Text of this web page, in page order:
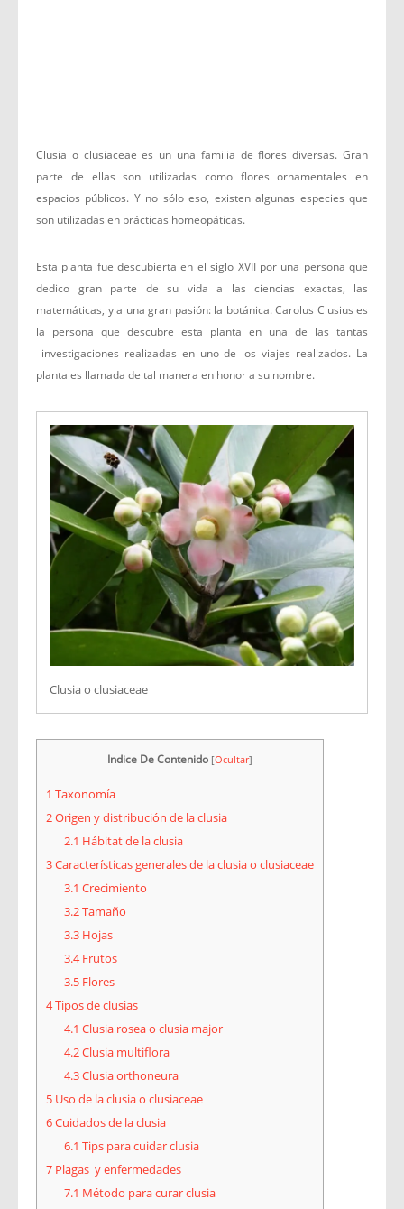
Clusia o clusiaceae es un una familia de flores diversas. Gran
parte de ellas son utilizadas como flores ornamentales en
espacios públicos. Y no sólo eso, existen algunas especies que
son utilizadas en prácticas homeopáticas.
Esta planta fue descubierta en el siglo XVII por una persona que
dedico gran parte de su vida a las ciencias exactas, las
matemáticas, y a una gran pasión: la botánica. Carolus Clusius es
la persona que descubre esta planta en una de las tantas
investigaciones realizadas en uno de los viajes realizados. La
planta es llamada de tal manera en honor a su nombre.
Clusia o clusiaceae
Indice De Contenido [Ocultar]
1 Taxonomía
2Origen y distribución de la clusia
2.1 Hábitat de la clusia
3Características generales de la clusia o clusiaceae
3.1 Crecimiento
3.2Tamaño
3.3Hojas
3.4Frutos
3.5Flores
4Tipos de clusias
4.1 Clusia rosea o clusia major
4.2Clusia multiflora
4.3Clusia orthoneura
5 Uso de la clusia o clusiaceae
6Cuidados de la clusia
6.1 Tips para cuidar clusia
7 Plagas y enfermedades
7.1 Método para curar clusia